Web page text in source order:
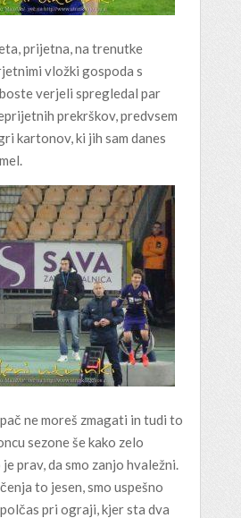
prijetna, na trenutke
vložki gospoda s
verjeli spregledal par
prekrškov, predvsem
kartonov, ki jih sam danes
ne moreš zmagati in tudi to
sezone še kako zelo
prav, da smo zanjo hvaležni.
to jesen, smo uspešno
pri ograji, kjer sta dva